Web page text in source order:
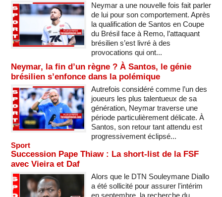
Neymar a une nouvelle fois fait parler
de lui pour son comportement. Après
la qualification de Santos en Coupe
du Brésil face à Remo, l’attaquant
brésilien s’est livré à des
provocations qui ont...
Neymar, la fin d’un règne ? À Santos, le génie
brésilien s’enfonce dans la polémique
Autrefois considéré comme l’un des
joueurs les plus talentueux de sa
génération, Neymar traverse une
période particulièrement délicate. À
Santos, son retour tant attendu est
progressivement éclipsé...
Sport
Succession Pape Thiaw : La short-list de la FSF
avec Vieira et Daf
Alors que le DTN Souleymane Diallo
a été sollicité pour assurer l'intérim
en septembre, la recherche du